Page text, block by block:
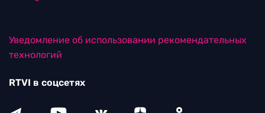
Уведомление об использовании рекомендательных
технологий
RTVI в соцсетях